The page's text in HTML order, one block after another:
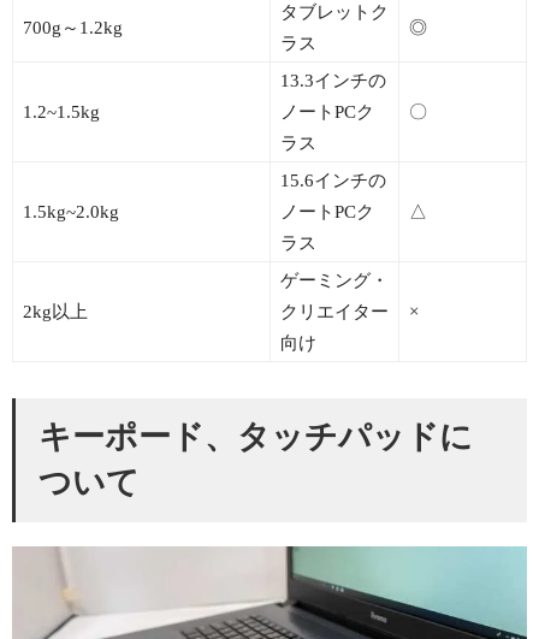
700g～1.2kg
タブレットク
ラス
◎
1.2~1.5kg
13.3インチの
ノートPCク
ラス
〇
1.5kg~2.0kg
15.6インチの
ノートPCク
ラス
△
2kg以上
ゲーミング・
クリエイター
向け
×
キーポード、タッチパッドに
ついて